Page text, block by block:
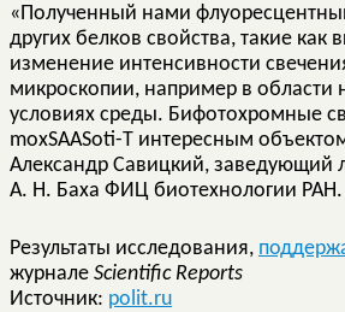
«Полученный нами
других белков свойства, такие
изменение интенсивности
микроскопии, например в области
условиях среды. Бифотохромные
moxSAASoti-T интересным
Александр Савицкий, заведующий
А. Н. Баха ФИЦ биотехнологии РАН.
Результаты исследования,
журнале Scientific Reports
Источник: polit.ru